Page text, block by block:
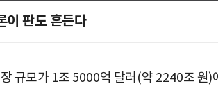
이 판도 흔든다
규모가 1조 5000억 달러 (약 2240조 원)